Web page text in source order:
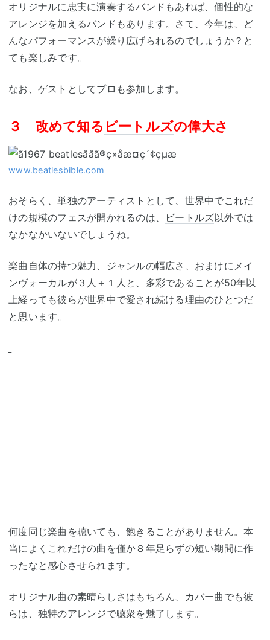
オリジナルに忠実に演奏するバンドもあれば、個性的な
アレンジを加えるバンドもあります。さて、今年は、ど
んなパフォーマンスが繰り広げられるのでしょうか？と
ても楽しみです。
なお、ゲストとしてプロも参加します。
３ 改めて知る ビートルズの偉大さ
www.beatlesbible.com
おそらく、単独のアーティストとして、世界中でこれだ
けの規模のフェスが開かれるのは、
ビートルズ以外では
なかなかいないでしょうね。
楽曲自体の持つ魅力、ジャンルの幅広さ、おまけにメイ
ンヴォーカルが３人＋１人と、多彩であることが50年以
上経っても彼らが世界中で愛され続ける理由のひとつだ
と思います。
何度同じ楽曲を聴いても、飽きることがありません。本
当によくこれだけの曲を僅か８年足らずの短い期間に作
ったなと感心させられます。
オリジナル曲の素晴らしさはもちろん、カバー曲でも彼
らは、独特のアレンジで聴衆を魅了します。